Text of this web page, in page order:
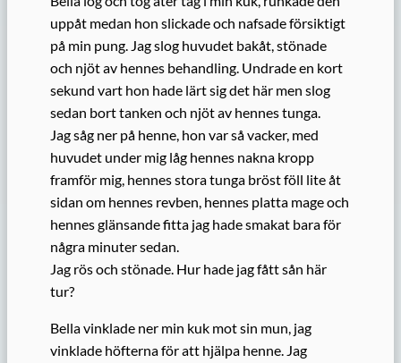
uppåt medan hon slickade och nafsade försiktigt
på min pung. Jag slog huvudet bakåt, stönade
och njöt av hennes behandling. Undrade en kort
sekund vart hon hade lärt sig det här men slog
sedan bort tanken och njöt av hennes tunga.
Jag såg ner på henne, hon var så vacker, med
huvudet under mig låg hennes nakna kropp
framför mig, hennes stora tunga bröst föll lite åt
sidan om hennes revben, hennes platta mage och
hennes glänsande fitta jag hade smakat bara för
några minuter sedan.
Jag rös och stönade. Hur hade jag fått sån här
tur?
Bella vinklade ner min kuk mot sin mun, jag
vinklade höfterna för att hjälpa henne. Jag